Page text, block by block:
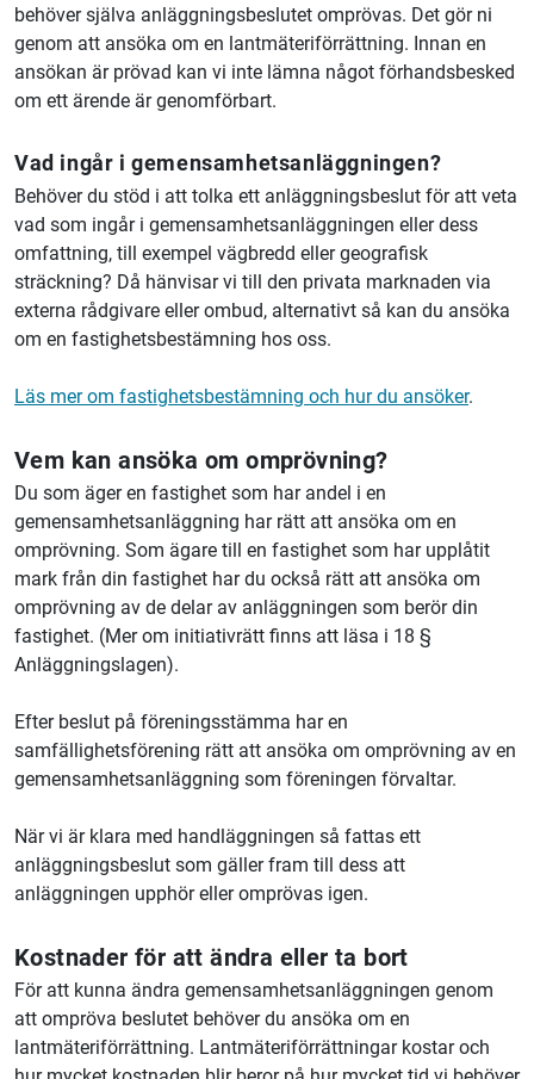
behöver själva anläggningsbeslutet omprövas. Det gör ni
genom att ansöka om en lantmäteriförrättning. Innan en
ansökan är prövad kan vi inte lämna något förhandsbesked
om ett ärende är genomförbart.
Vad ingår i gemensamhetsanläggningen?
Behöver du stöd i att tolka ett anläggningsbeslut för att veta
vad som ingår i gemensamhetsanläggningen eller dess
omfattning, till exempel vägbredd eller geografisk
sträckning? Då hänvisar vi till den privata marknaden via
externa rådgivare eller ombud, alternativt så kan du ansöka
om en fastighetsbestämning hos oss.
Läs mer om fastighetsbestämning och hur du ansöker.
Vem kan ansöka om omprövning?
Du som äger en fastighet som har andel i en
gemensamhetsanläggning har rätt att ansöka om en
omprövning. Som ägare till en fastighet som har upplåtit
mark från din fastighet har du också rätt att ansöka om
omprövning av de delar av anläggningen som berör din
fastighet. (Mer om initiativrätt finns att läsa i 18 §
Anläggningslagen).
Efter beslut på föreningsstämma har en
samfällighetsförening rätt att ansöka om omprövning av en
gemensamhetsanläggning som föreningen förvaltar.
När vi är klara med handläggningen så fattas ett
anläggningsbeslut som gäller fram till dess att
anläggningen upphör eller omprövas igen.
Kostnader för att ändra eller ta bort
För att kunna ändra gemensamhetsanläggningen genom
att ompröva beslutet behöver du ansöka om en
lantmäteriförrättning. Lantmäteriförrättningar kostar och